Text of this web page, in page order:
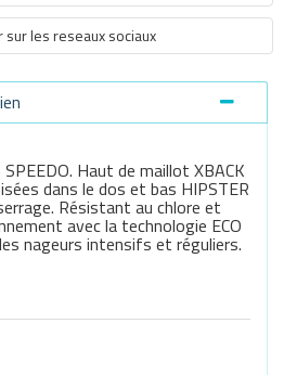
sur les reseaux sociaux
Haut de maillot XBACK
dans le dos et bas HIPSTER
Résistant au chlore et
avec la technologie ECO
nageurs intensifs et réguliers.